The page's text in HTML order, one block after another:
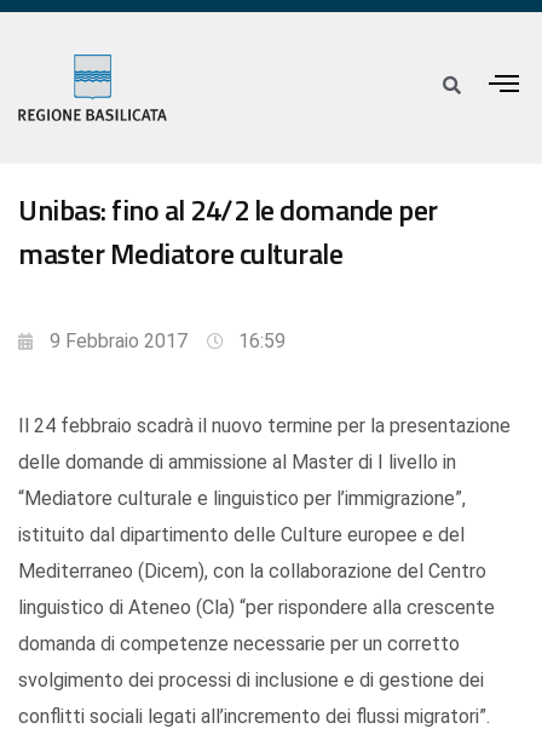
Unibas: fino al 24/2 le domande per
master Mediatore culturale
9 Febbraio 2017 16:59
Il 24 febbraio scadrà il nuovo termine per la presentazione
delle domande di ammissione al Master di I livello in
“Mediatore culturale e linguistico per l’immigrazione”,
istituito dal dipartimento delle Culture europee e del
Mediterraneo (Dicem), con la collaborazione del Centro
linguistico di Ateneo (Cla) “per rispondere alla crescente
domanda di competenze necessarie per un corretto
svolgimento dei processi di inclusione e di gestione dei
conflitti sociali legati all’incremento dei flussi migratori”.